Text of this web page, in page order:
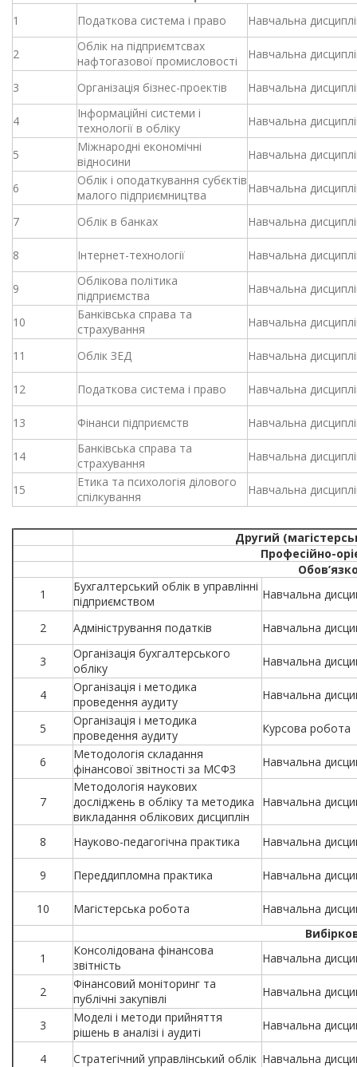
1
Податкова система і право Навчальна
2
Облік на підприємтсвах
нафтогазової промисловості
Навчальна
3 Організація бізнес-проектів Навчальна
4
Інформаційні системи і
технології в обліку
Навчальна
5
Міжнародні економічні
відносини
Навчальна
6
Облік і оподаткування субєктів
малого підприємництва
Навчальна
7 Облік в банках Навчальна
8 Інтернет-технології Навчальна
9
Облікова політика
підприємства
Навчальна
10
Банківська справа та
страхування
Навчальна
11 Облік ЗЕД Навчальна
12 Податкова система і право Навчальна
13 Фінанси підприємств Навчальна
14
Банківська справа та
страхування
Навчальна
15
Етика та психологія ділового
спілкування
Навчальна
Другий
Професійно-
1
Бухгалтерський облік в управлінні
підприємством
Навчальна
2 Адміністрування податків Навчальна
3
Організація бухгалтерського
обліку
Навчальна
4
Організація і методика
проведення аудиту
Навчальна
5
Організація і методика
проведення аудиту
Курсова робота
6
Методологія складання
фінансової звітності за МСФЗ
Навчальна
7
Методологія наукових
досліджень в обліку та методика
викладання облікових дисциплін
Навчальна
8 Науково-педагогічна практика Навчальна
9 Переддипломна практика Навчальна
10 Магістерська робота
Навчальна
1
Консолідована фінансова
звітність
Навчальна
2
Фінансовий моніторинг та
публічні закупівлі
Навчальна
3
Моделі і методи прийняття
рішень в аналізі і аудиті
Навчальна
4 Стратегічний управлінський облік Навчальна